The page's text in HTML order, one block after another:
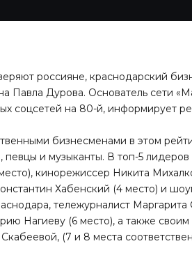
россияне, краснодарский
Павла Дурова. Основатель сети
соцсетей на 80-й, информирует
бизнесменами в этом
и музыканты. В топ-5
кинорежиссер Никита
Хабенский (4 место) и
тележурналист Маргарита
Нагиеву (6 место), а также своим
(7 и 8 места